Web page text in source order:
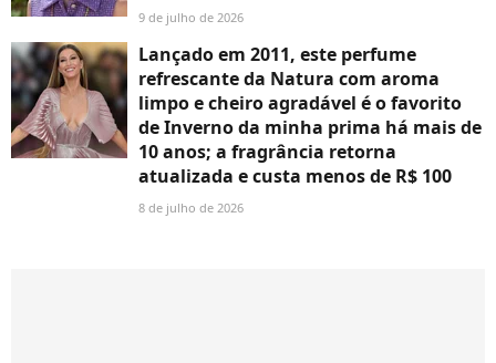
9 de julho de 2026
Lançado em 2011, este perfume
refrescante da Natura com aroma
limpo e cheiro agradável é o favorito
de Inverno da minha prima há mais de
10 anos; a fragrância retorna
atualizada e custa menos de R$ 100
8 de julho de 2026